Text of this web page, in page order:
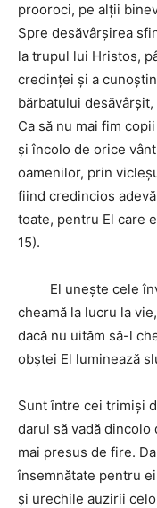
prooroci, pe alţii
Spre desăvârşirea
la trupul lui Hristos,
credinţei şi a
bărbatului
Ca să nu mai fim
şi încolo de orice
oamenilor, prin
fiind credincios
toate, pentru El care
15).
El uneşte cele
cheamă la lucru la
dacă nu uităm să-l
obştei El luminează
Sunt între cei trimişi
darul să vadă dincolo
mai presus de fire.
însemnătate pentru
şi urechile auzirii